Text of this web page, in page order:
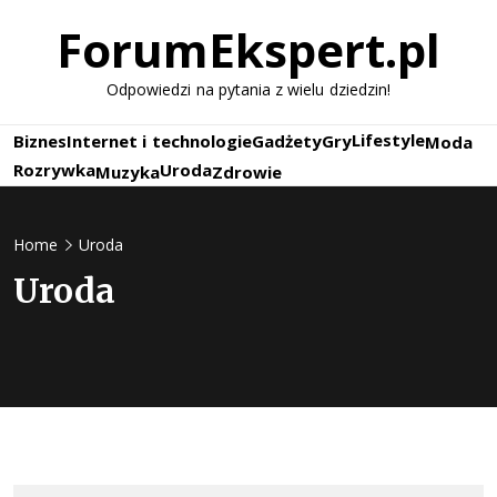
ForumEkspert.pl
Odpowiedzi na pytania z wielu dziedzin!
BiznesInternet i technologieGadżetyGryLifestyleModa
RozrywkaMuzykaUrodaZdrowie
Home Uroda
Uroda